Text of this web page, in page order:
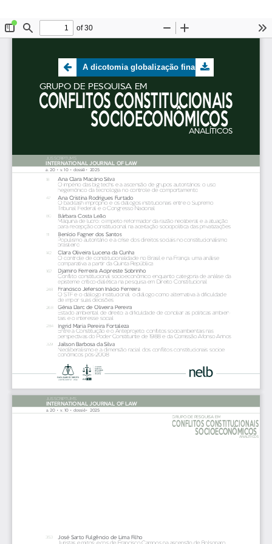
A dicotomia globalização financeira versus vazio regulatório